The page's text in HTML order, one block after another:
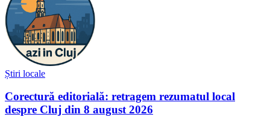
Știri locale
Corectură editorială: retragem rezumatul local
despre Cluj din 8 august 2026